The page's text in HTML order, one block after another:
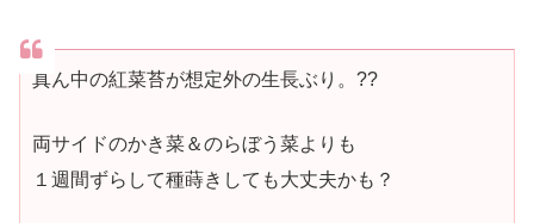
真ん中の紅菜苔が想定外の生長ぶり。??
両サイドのかき菜＆のらぼう菜よりも
１週間ずらして種蒔きしても大丈夫かも？